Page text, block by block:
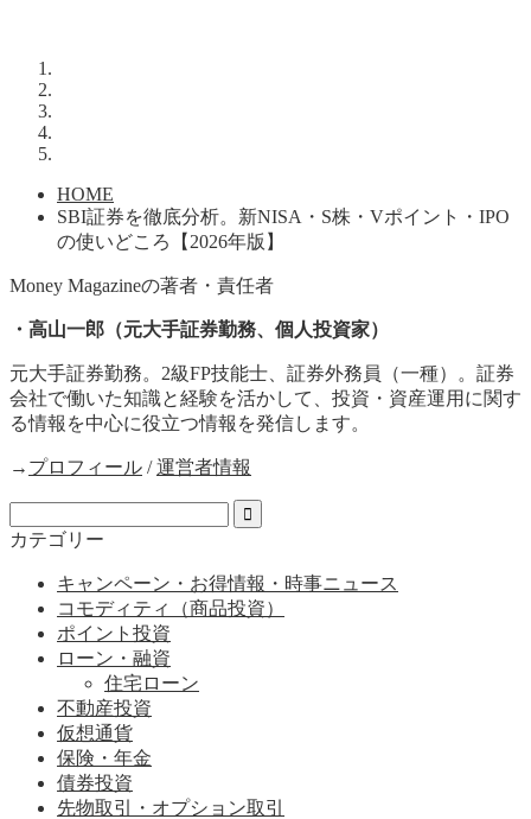
HOME
SBI証券を徹底分析。新NISA・S株・Vポイント・IPO
の使いどころ【2026年版】
Money Magazineの著者・責任者
・高山一郎（元大手証券勤務、個人投資家）
元大手証券勤務。2級FP技能士、証券外務員（一種）。証券
会社で働いた知識と経験を活かして、投資・資産運用に関す
る情報を中心に役立つ情報を発信します。
→ プロフィール /運営者情報
カテゴリー
キャンペーン・お得情報・時事ニュース
コモディティ（商品投資）
ポイント投資
ローン・融資
住宅ローン
不動産投資
仮想通貨
保険・年金
債券投資
先物取引・オプション取引